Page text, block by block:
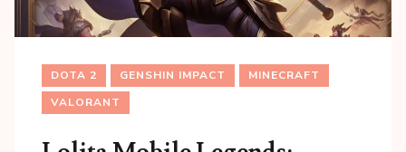
DOTA 2 GENSHIN IMPACT
MINECRAFT
VALORANT